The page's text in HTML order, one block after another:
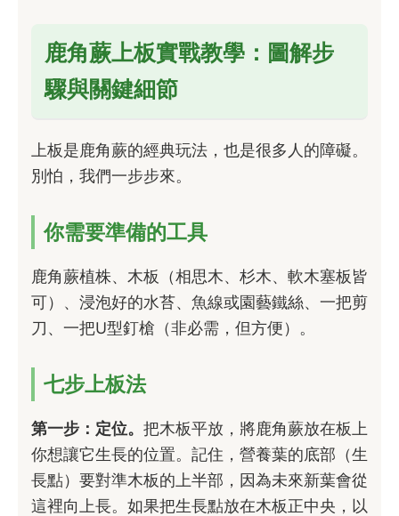
鹿角蕨上板實戰教學：圖解步
驟與關鍵細節
上板是鹿角蕨的經典玩法，也是很多人的障礙。
別怕，我們一步步來。
你需要準備的工具
鹿角蕨植株、木板（相思木、杉木、軟木塞板皆
可）、浸泡好的水苔、魚線或園藝鐵絲、一把剪
刀、一把U型釘槍（非必需，但方便）。
七步上板法
第一步：定位。 把木板平放，將鹿角蕨放在板上
你想讓它生長的位置。記住，營養葉的底部（生
長點）要對準木板的上半部，因為未來新葉會從
這裡向上長。如果把生長點放在木板正中央，以